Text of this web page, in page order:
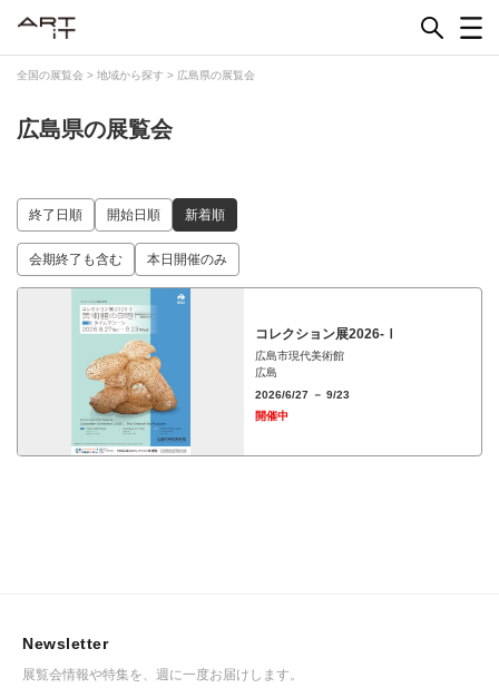
全国の展覧会 > 地域から探す > 広島県の展覧会
広島県の展覧会
終了日順 開始日順 新着順
会期終了も含む 本日開催のみ
コレクション展2026-Ⅰ
広島市現代美術館
広島
2026/6/27 － 9/23
開催中
Newsletter
展覧会情報や特集を、週に一度お届けします。